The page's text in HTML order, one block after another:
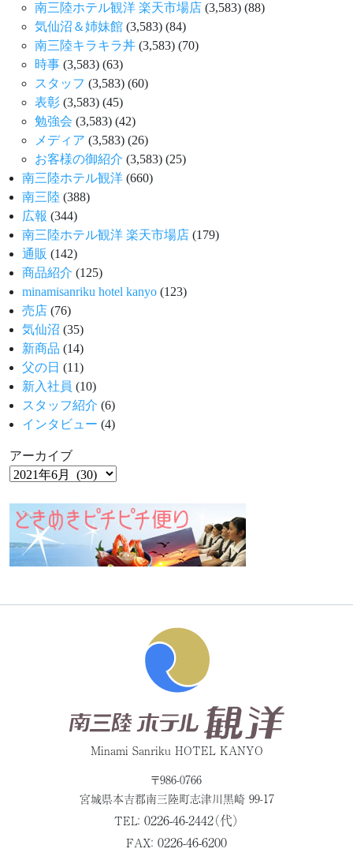
南三陸ホテル観洋 楽天市場店 (3,583) (88)
気仙沼＆姉妹館 (3,583) (84)
南三陸キラキラ丼 (3,583) (70)
時事 (3,583) (63)
スタッフ (3,583) (60)
表彰 (3,583) (45)
勉強会 (3,583) (42)
メディア (3,583) (26)
お客様の御紹介 (3,583) (25)
南三陸ホテル観洋 (660)
南三陸 (388)
広報 (344)
南三陸ホテル観洋 楽天市場店 (179)
通販 (142)
商品紹介 (125)
minamisanriku hotel kanyo (123)
売店 (76)
気仙沼 (35)
新商品 (14)
父の日 (11)
新入社員 (10)
スタッフ紹介 (6)
インタビュー (4)
アーカイブ
Minami Sanriku HOTEL KANYO
〒986-0766
宮城県本吉郡南三陸町志津川黒崎 99-17
TEL： 0226-46-2442（代）
FAX： 0226-46-6200